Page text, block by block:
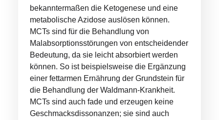
bekanntermaßen die Ketogenese und eine
metabolische Azidose auslösen können.
MCTs sind für die Behandlung von
Malabsorptionsstörungen von entscheidender
Bedeutung, da sie leicht absorbiert werden
können. So ist beispielsweise die Ergänzung
einer fettarmen Ernährung der Grundstein für
die Behandlung der Waldmann-Krankheit.
MCTs sind auch fade und erzeugen keine
Geschmacksdissonanzen; sie sind auch